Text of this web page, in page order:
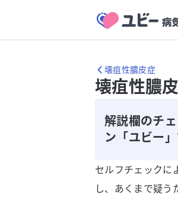
壊疽性膿皮症
壊疽性膿
解説欄のチ
ン「ユビー
セルフチェックに
し、あくまで疑う